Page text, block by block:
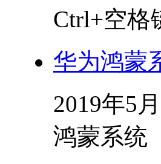
Ctrl+空格
华为鸿蒙
2019年5
鸿蒙系统